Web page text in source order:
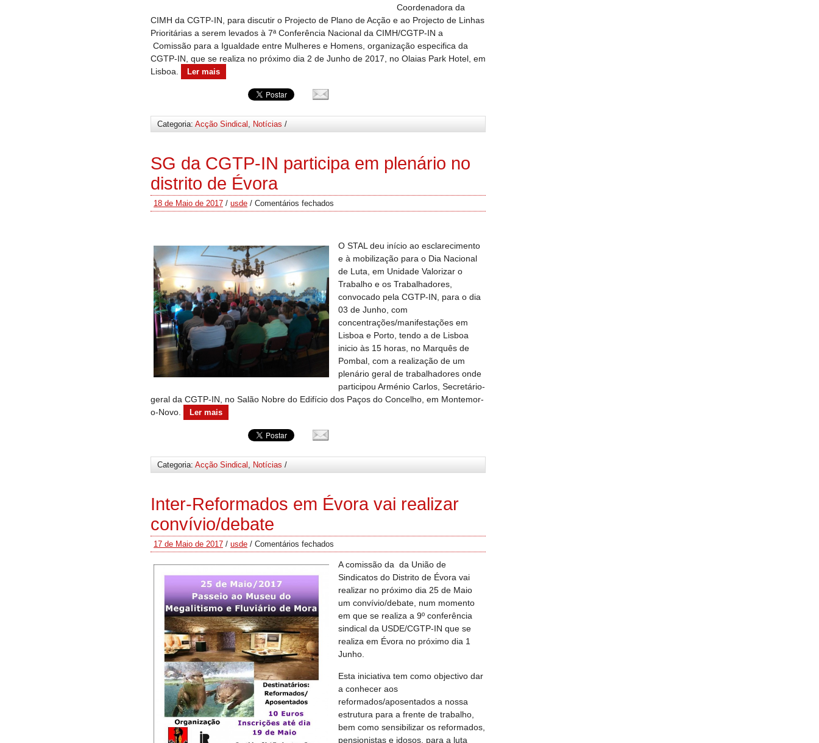
Coordenadora da
CIMH da CGTP-IN, para discutir o Projecto de Plano de Acção e ao Projecto de Linhas
Prioritárias a serem levados à 7ª Conferência Nacional da CIMH/CGTP-IN a
Comissão para a Igualdade entre Mulheres e Homens, organização especifica da
CGTP-IN, que se realiza no próximo dia 2 de Junho de 2017, no Olaias Park Hotel, em
Lisboa.
Ler mais
Categoria: Acção Sindical , Notícias /
SG da CGTP-IN participa em plenário no
distrito de Évora
18 de Maio de 2017 / usde / Comentários fechados
O STAL deu início ao esclarecimento
e à mobilização para o Dia Nacional
de Luta, em Unidade Valorizar o
Trabalho e os Trabalhadores,
convocado pela CGTP-IN, para o dia
03 de Junho, com
concentrações/manifestações em
Lisboa e Porto, tendo a de Lisboa
inicio às 15 horas, no Marquês de
Pombal, com a realização de um
plenário geral de trabalhadores onde
participou Arménio Carlos, Secretário-
geral da CGTP-IN, no Salão Nobre do Edifício dos Paços do Concelho, em Montemor-
o-Novo.
Ler mais
Categoria: Acção Sindical , Notícias /
Inter-Reformados em Évora vai realizar
convívio/debate
17 de Maio de 2017 / usde / Comentários fechados
A comissão da da União de
Sindicatos do Distrito de Évora vai
realizar no próximo dia 25 de Maio
um convívio/debate, num momento
em que se realiza a 9º conferência
sindical da USDE/CGTP-IN que se
realiza em Évora no próximo dia 1
Junho.
Esta iniciativa tem como objectivo dar
a conhecer aos
reformados/aposentados a nossa
estrutura para a frente de trabalho,
bem como sensibilizar os reformados,
pensionistas e idosos, para a luta